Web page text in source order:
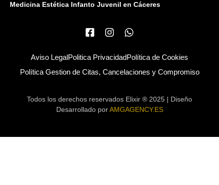
Medicina Estética Infanto Juvenil en Cáceres
Aviso Legal Politica Privacidad Política de Cookies
Política Gestion de Citas, Cancelaciones y Compromiso
Todos los derechos reservados Elixir ® 2025 | Diseño
Desarrollado porAMGAGENCY.ES